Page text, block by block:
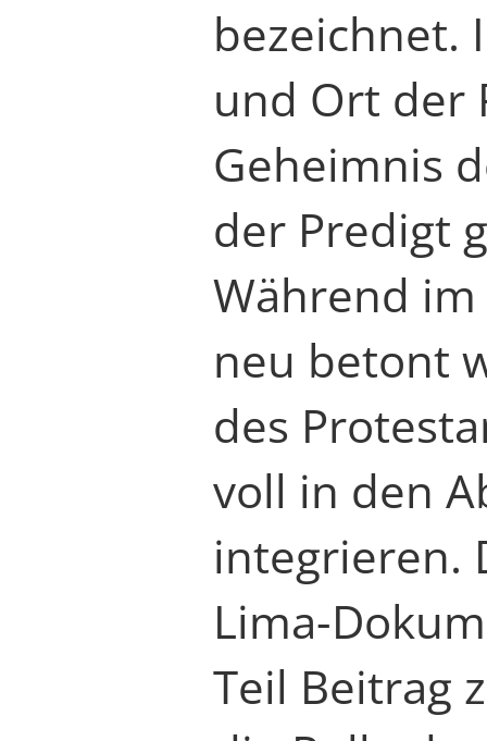
bezeichnet.
und Ort der
Geheimnis
der Predigt
Während
neu betont
des
voll in den
integrieren.
Lima-
Teil Beitrag